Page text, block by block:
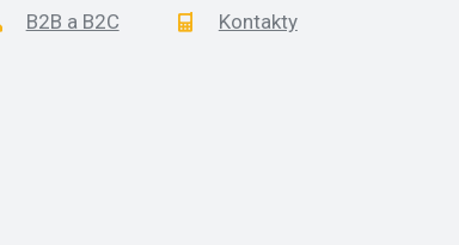
B2B a B2C
Kontakty